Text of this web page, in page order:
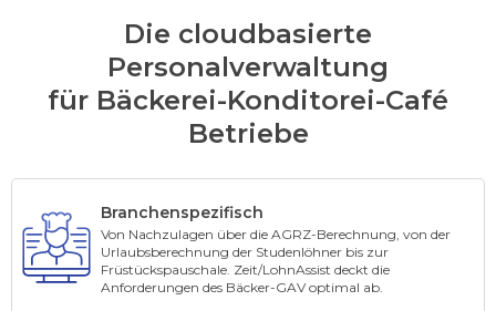
Die cloudbasierte
Personalverwaltung
für Bäckerei-Konditorei-Café
Betriebe
Branchenspezifisch
Von Nachzulagen über die AGRZ-Berechnung, von der
Urlaubsberechnung der Studenlöhner bis zur
Früstückspauschale. Zeit/LohnAssist deckt die
Anforderungen des Bäcker-GAV optimal ab.